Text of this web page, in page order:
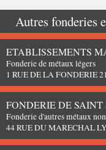
Autres fonderies
ETABLISSEMENTS
Fonderie de métaux légers
1 RUE DE LA FONDERIE
FONDERIE DE SAINT
Fonderie d'autres métaux
44 RUE DU MARECHAL